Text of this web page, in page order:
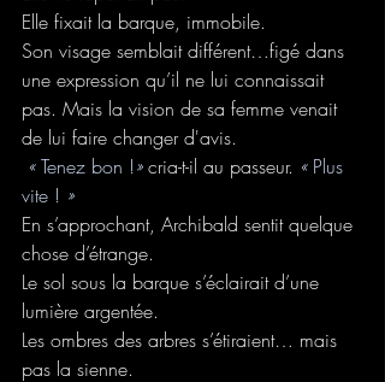
Elle fixait la barque, immobile.
Son visage semblait différent…figé dans
une expression qu’il ne lui connaissait
pas. Mais la vision de sa femme venait
de lui faire changer d'avis.
« Tenez bon !» cria-t-il au passeur. « Plus
vite ! »
En s’approchant, Archibald sentit quelque
chose d’étrange.
Le sol sous la barque s’éclairait d’une
lumière argentée.
Les ombres des arbres s’étiraient… mais
pas la sienne.